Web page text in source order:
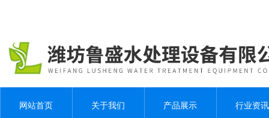
网站首页 关于我们 产品展示 行业资讯